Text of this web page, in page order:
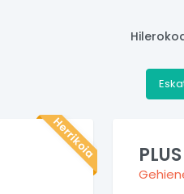
Herrikoia